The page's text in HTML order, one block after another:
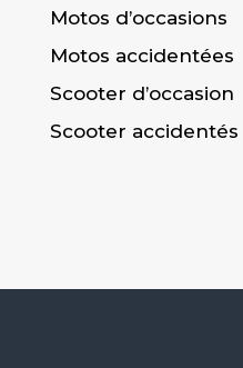
Motos d’occasions
Motos accidentées
Scooter d’occasion
Scooter accidentés